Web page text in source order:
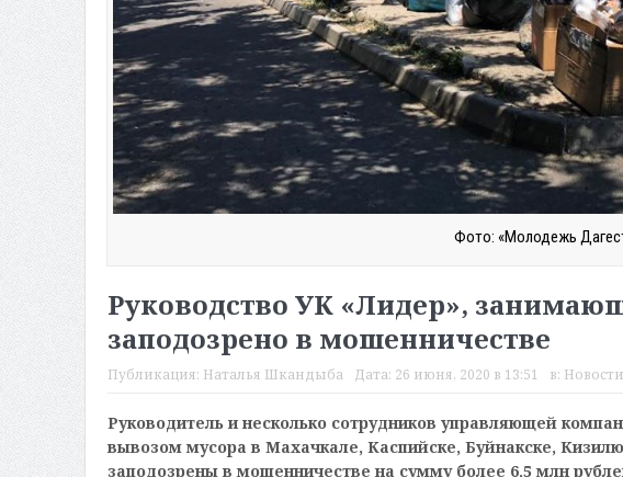
Фото: «Молодежь
Руководство УК «Лидер»,
заподозрено в мошенничестве
Публикация: Наталья Шкандыба Дата: 26 июня, 2020 в 13:51 в: Новости
Руководитель и несколько сотрудников управляющей
вывозом мусора в Махачкале, Каспийске, Буйнакске,
заподозрены в мошенничестве на сумму более 6,5 млн